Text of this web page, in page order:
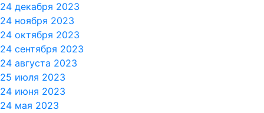
24 декабря 2023
24 ноября 2023
24 октября 2023
24 сентября 2023
24 августа 2023
25 июля 2023
24 июня 2023
24 мая 2023